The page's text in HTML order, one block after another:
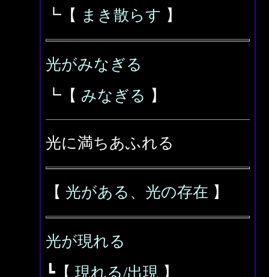
┗【 まき散らす 】
光がみなぎる
┗【 みなぎる 】
光に満ちあふれる
【 光がある、光の存在 】
光が現れる
┗【 現れる/出現 】